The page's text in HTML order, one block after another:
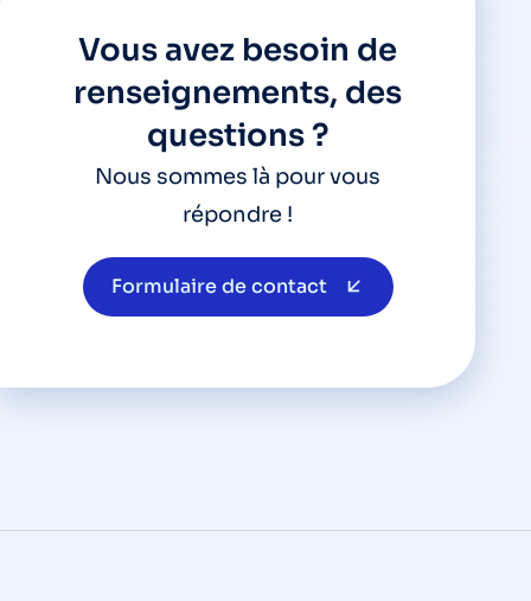
Vous avez besoin de
renseignements, des
questions ?
Nous sommes là pour vous
répondre !
Formulaire de contact